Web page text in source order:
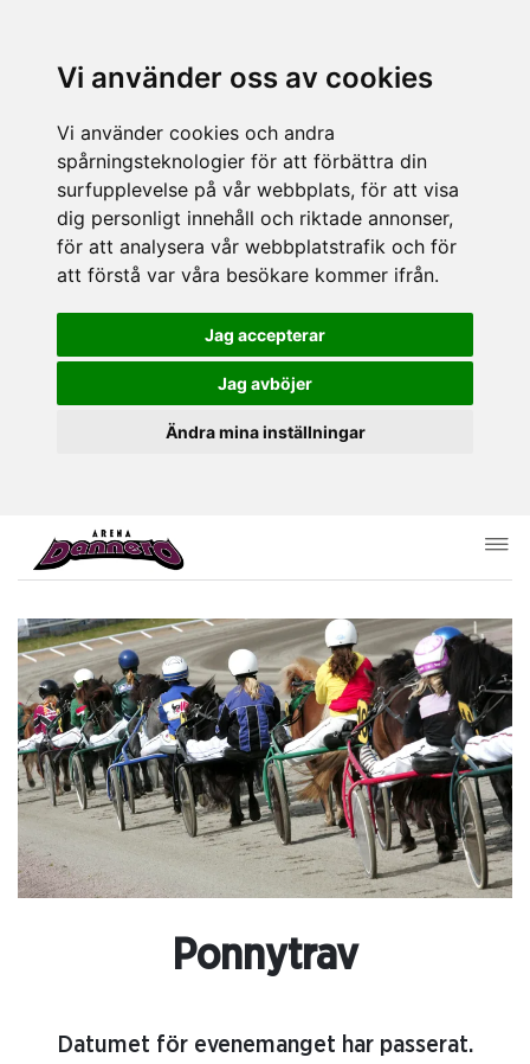
Vi använder oss av cookies
Vi använder cookies och andra
spårningsteknologier för att förbättra din
surfupplevelse på vår webbplats, för att visa
dig personligt innehåll och riktade annonser,
för att analysera vår webbplatstrafik och för
att förstå var våra besökare kommer ifrån.
Jag accepterar
Jag avböjer
Ändra mina inställningar
Ponnytrav
Datumet för evenemanget har passerat.